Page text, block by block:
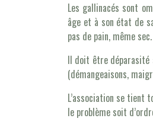
Les gallinacés sont
âge et à son état de
pas de pain, même sec.
Il doit être déparasité
(démangeaisons,
L’association se tient
le problème soit